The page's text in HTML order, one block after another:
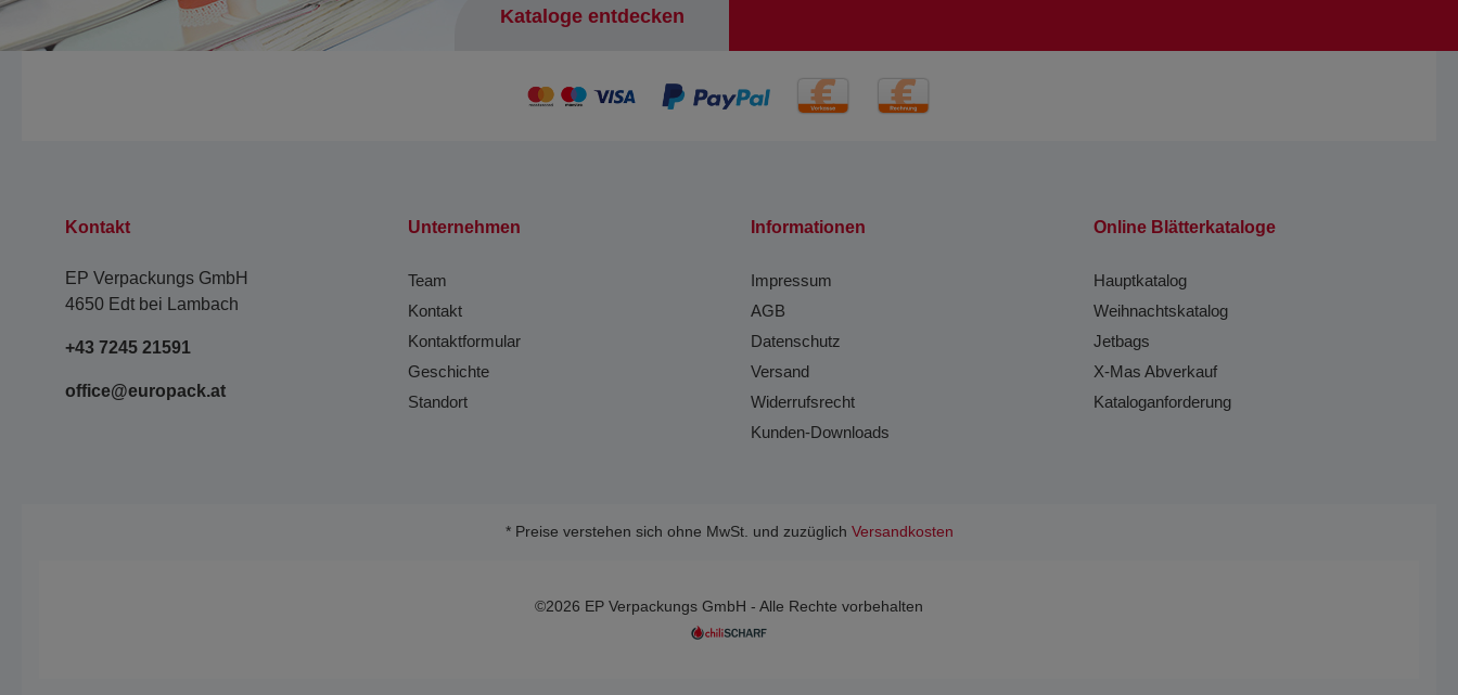
Kataloge entdecken
Kontakt
EP Verpackungs GmbH
4650 Edt bei Lambach
+43 7245 21591
office@europack.at
Unternehmen
Team
Kontakt
Kontaktformular
Geschichte
Standort
Informationen
Impressum
AGB
Datenschutz
Versand
Widerrufsrecht
Kunden-Downloads
Online Blätterkataloge
Hauptkatalog
Weihnachtskatalog
Jetbags
X-Mas Abverkauf
Kataloganforderung
* Preise verstehen sich ohne MwSt. und zuzüglich Versandkosten
©2026 EP Verpackungs GmbH - Alle Rechte vorbehalten